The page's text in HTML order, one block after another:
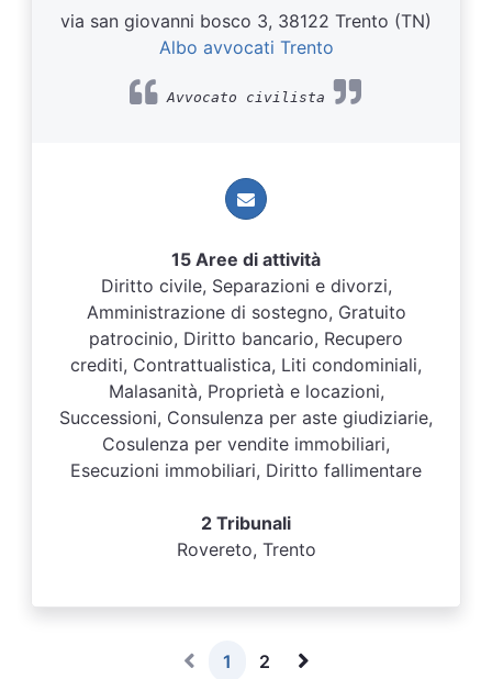
via san giovanni bosco 3, 38122 Trento (TN)
Albo avvocati Trento
Avvocato civilista
15 Aree di attività
Diritto civile, Separazioni e divorzi,
Amministrazione di sostegno, Gratuito
patrocinio, Diritto bancario, Recupero
crediti, Contrattualistica, Liti condominiali,
Malasanità, Proprietà e locazioni,
Successioni, Consulenza per aste giudiziarie,
Cosulenza per vendite immobiliari,
Esecuzioni immobiliari, Diritto fallimentare
2 Tribunali
Rovereto, Trento
1
2